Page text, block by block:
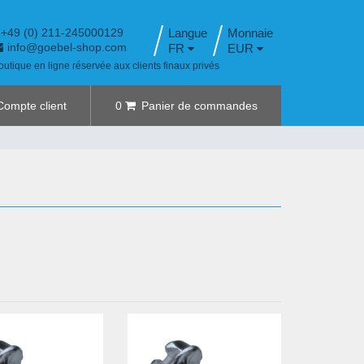
Langue
FR
EUR
+49 (0) 211-245000129
info@goebel-shop.com
en ligne réservée aux clients finaux privés
client 0 Panier de commandes